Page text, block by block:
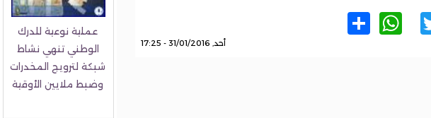
Twitter
WhatsApp
أحد, 31/01/2016 - 17:25
عملية نوعية للدرك
الوطني تنهي نشاط
شبكة لترويج المخدرات
وضبط ملايين الأوقية